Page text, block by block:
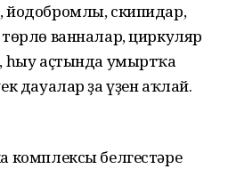
скипидар,
ванналар, циркуляр
аҫтында умыртҡа
дауалар ҙа үҙен аҡлай.
комплексы белгестәре